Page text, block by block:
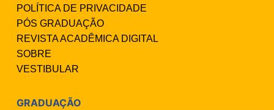
POLÍTICA DE PRIVACIDADE
PÓS GRADUAÇÃO
REVISTA ACADÊMICA DIGITAL
SOBRE
VESTIBULAR
GRADUAÇÃO